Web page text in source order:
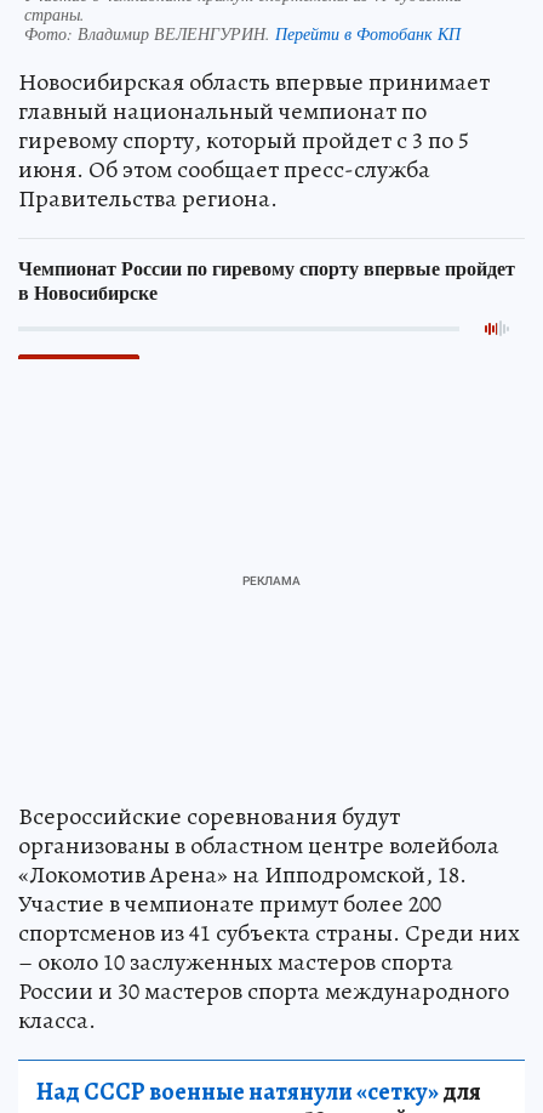
страны.
Фото: Владимир ВЕЛЕНГУРИН. Перейти в Фотобанк КП
Новосибирская область впервые принимает
главный национальный чемпионат по
гиревому спорту, который пройдет с 3 по 5
июня. Об этом сообщает пресс-служба
Правительства региона.
Всероссийские соревнования будут
организованы в областном центре волейбола
«Локомотив Арена» на Ипподромской, 18.
Участие в чемпионате примут более 200
спортсменов из 41 субъекта страны. Среди них
– около 10 заслуженных мастеров спорта
России и 30 мастеров спорта международного
класса.
Над СССР военные натянули «сетку»для